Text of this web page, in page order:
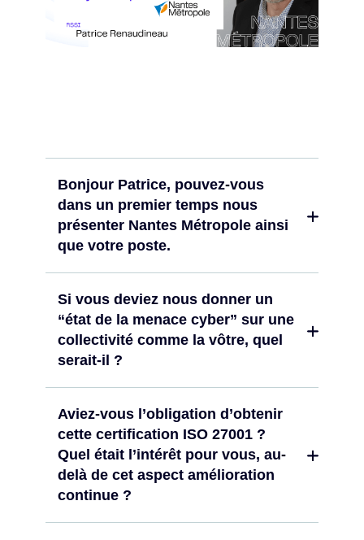
Bonjour Patrice, pouvez-vous
dans un premier temps nous
présenter Nantes Métropole ainsi
que votre poste.
Si vous deviez nous donner un
“état de la menace cyber” sur une
collectivité comme la vôtre, quel
serait-il ?
Aviez-vous l’obligation d’obtenir
cette certification ISO 27001 ?
Quel était l’intérêt pour vous, au-
delà de cet aspect amélioration
continue ?